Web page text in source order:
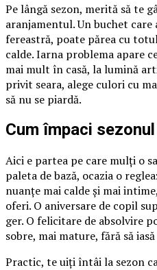
Pe lângă sezon, merită să te
aranjamentul. Un buchet
fereastră, poate părea cu
calde. Iarna problema apare
mai mult în casă, la lumină
privit seara, alege culori cu
să nu se piardă.
Cum împaci
Aici e partea pe care mulți o
paleta de bază, ocazia o
nuanțe mai calde și mai
oferi. O aniversare de copil
ger. O felicitare de absolvire
sobre, mai mature, fără să
Practic, te uiți întâi la sezon